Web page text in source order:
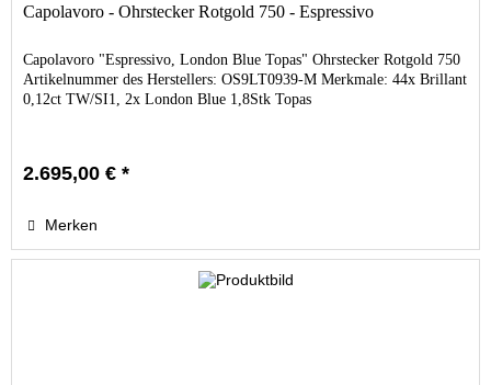
Capolavoro - Ohrstecker Rotgold 750 - Espressivo
Capolavoro "Espressivo, London Blue Topas" Ohrstecker Rotgold 750
Artikelnummer des Herstellers: OS9LT0939-M Merkmale: 44x Brillant
0,12ct TW/SI1, 2x London Blue 1,8Stk Topas
2.695,00 € *
Merken